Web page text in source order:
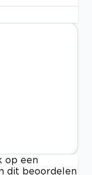
op een
dit beoordelen